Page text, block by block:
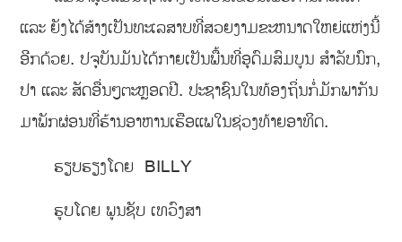
ແລະ ຍັງໄດ້ສ້າງເປັນທະເລສາບທີ່ສວຍງາມຂະຫນາດໃຫຍ່ແຫ່ງນີ້
ອີກດ້ວຍ. ປຈຸບັນມັນໄດ້ກາຍເປັນພື້ນທີ່ອຸດົມສົມບູນ ສຳລັບນົກ,
ປາ ແລະ ສັດອື່ນໆຕະຫຼອດປີ. ປະຊາຊົນໃນທ້ອງຖິ່ນກໍ່ມັກພາກັນ
ມາພັກຜ່ອນທີ່ຮ້ານອາຫານເຮືອແພໃນຊ່ວງທ້າຍອາທິດ.
ຮຽບຮຽງໂດຍ BILLY
ຮູບໂດຍ ພູນຊັບ ເທວົງສາ